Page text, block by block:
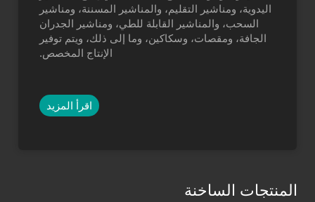
اليدوية، ومناشير التقليم، والمناشير المسننة، ومناشير
السحب، والمناشير القابلة للطي، ومناشير الجدران
الجافة، ومقصات، وسكاكين، وما إلى ذلك، ويتم توفير
الإنتاج المخصص.
اقرأ المزيد
المنتجات الساخنة